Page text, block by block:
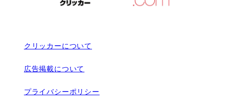
クリッカーについて
広告掲載について
プライバシーポリシー